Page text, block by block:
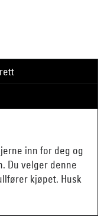
inn for deg og
Du velger denne
kjøpet. Husk